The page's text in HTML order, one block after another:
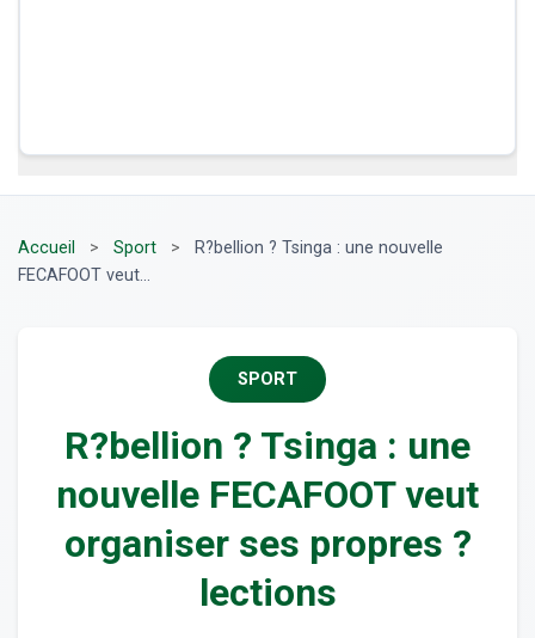
Accueil > Sport >
R?bellion ? Tsinga : une nouvelle
FECAFOOT veut...
SPORT
R?bellion ? Tsinga : une
nouvelle FECAFOOT veut
organiser ses propres ?
lections